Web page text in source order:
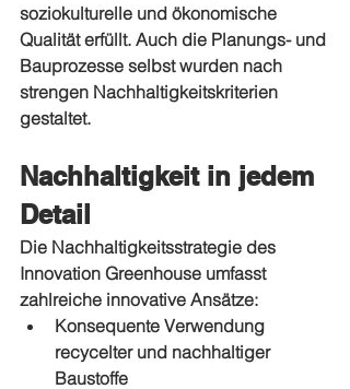
soziokulturelle und ökonomische
Qualität erfüllt. Auch die Planungs- und
Bauprozesse selbst wurden nach
strengen Nachhaltigkeitskriterien
gestaltet.
Nachhaltigkeit in jedem
Detail
Die Nachhaltigkeitsstrategie des
Innovation Greenhouse umfasst
zahlreiche innovative Ansätze:
Konsequente Verwendung
recycelter und nachhaltiger
Baustoffe